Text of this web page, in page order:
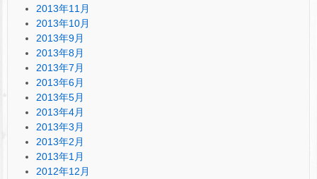
2013年11月
2013年10月
2013年9月
2013年8月
2013年7月
2013年6月
2013年5月
2013年4月
2013年3月
2013年2月
2013年1月
2012年12月